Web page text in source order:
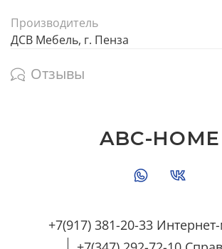
Производитель
ДСВ Мебель, г. Пенза
Отзывы
+7(917) 381-20-33
ABC-HOME